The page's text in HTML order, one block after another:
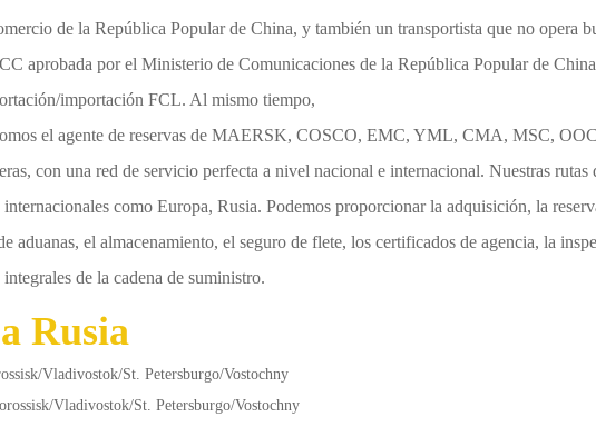
de la República Popular de China, y también un transportista que no opera
aprobada por el Ministerio de Comunicaciones de la República Popular de
importación FCL. Al mismo tiempo,
el agente de reservas de MAERSK, COSCO, EMC, YML, CMA, MSC,
con una red de servicio perfecta a nivel nacional e internacional. Nuestras rutas
como Europa, Rusia. Podemos proporcionar la adquisición, la
aduanas, el almacenamiento, el seguro de flete, los certificados de agencia, la
de la cadena de suministro.
Rusia
Vladivostok/St. Petersburgo/Vostochny
Vladivostok/St. Petersburgo/Vostochny